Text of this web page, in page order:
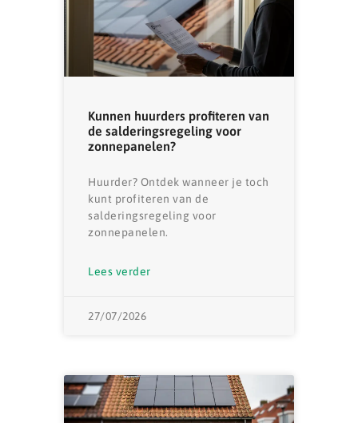
Kunnen huurders profiteren van
de salderingsregeling voor
zonnepanelen?
Huurder? Ontdek wanneer je toch
kunt profiteren van de
salderingsregeling voor
zonnepanelen.
Lees verder
27/07/2026